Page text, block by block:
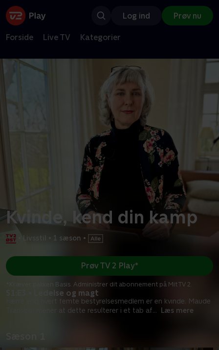
Log ind Prøv nu
Forside Live TV Kategorier
Kvinde, kend din kamp
Livsstil • 1 sæson •
S1:E3 • Ledelse og magt
Færre end hvert femte bestyrelsesmedlem er en kvinde. Maude
Transbøl mener at dette resulterer i et tab af... Læs mere
Prøv TV 2 Play*
*Kræver pakken Basis. Administrer dit abonnement på Mit TV 2.